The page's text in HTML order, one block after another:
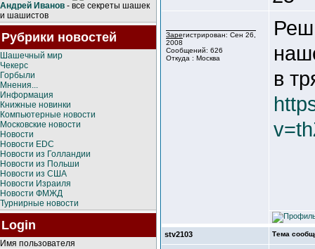
Андрей Иванов - все секреты шашек
и шашистов
Рубрики новостей
Шашечный мир
Чекерс
Горбыли
Мнения...
Информация
Книжные новинки
Компьютерные новости
Московские новости
Новости
Новости EDC
Новости из Голландии
Новости из Польши
Новости из США
Новости Израиля
Новости ФМЖД
Турнирные новости
Login
Имя пользователя
Зарегистрирован: Сен 26,
2008
Сообщений: 626
Откуда : Москва
в
stv2103 Тема